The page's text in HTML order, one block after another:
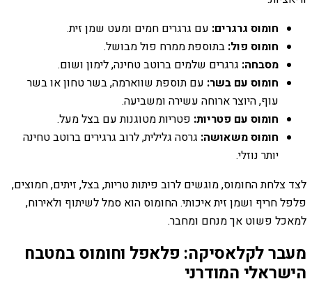
חומוס גרגרים: עם גרגרים חמים ומעט שמן זית.
חומוס פול: בתוספת ממרח פול מבושל.
מסבחה: גרגרים שלמים ברוטב טחינה, לימון ושום.
חומוס עם בשר: עם תוספת שווארמה, בשר טחון או בשר
עוף, היוצר ארוחה עשירה ומשביעה.
חומוס עם פטריות: פטריות מטוגנות עם בצל מעל.
חומוס משאושה: גרסה גלילית, לרוב גרגירים ברוטב טחינה
יותר נוזלי.
לצד צלחת החומוס, מוגשים לרוב פיתות טריות, בצל, זיתים, חמוצים,
פלפל חריף ושמן זית איכותי. החומוס הוא סמל לשיתוף ולאירוח,
למאכל פשוט אך מנחם ומחבר.
מעבר לקלאסיקה: פלאפל וחומוס במטבח
הישראלי המודרני